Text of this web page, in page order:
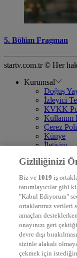
5. Bölüm Fragman
startv.com.tr © Her
Kurumsal
Doğuş
İzleyici
KVKK
Kullanım
Çerez
Künye
İletişim
DYG
STAR
EURO
KRAL
DYG Radyolar
NTV
KRAL
KRAL
EKSEN
Gizliliğinizi
Biz ve 1019 iş
tanımlayıcılar gibi
"Kabul Ediyorum"
ortaklarımız verileri
amaçları
onayınızı geri
devre dışı
sizinle alakalı
çekmek için